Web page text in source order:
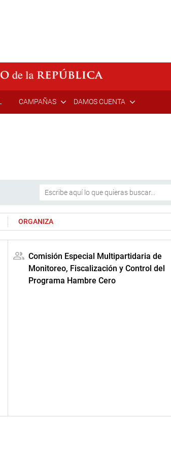
CAMPAÑAS DAMOS CUENTA
ORGANIZA
Comisión Especial Multipartidaria de
Monitoreo, Fiscalización y Control del
Programa Hambre Cero